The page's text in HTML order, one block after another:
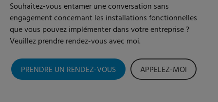
Souhaitez-vous entamer une conversation sans
engagement concernant les installations fonctionnelles
que vous pouvez implémenter dans votre entreprise ?
Veuillez prendre rendez-vous avec moi.
PRENDRE UN RENDEZ-VOUS APPELEZ-MOI